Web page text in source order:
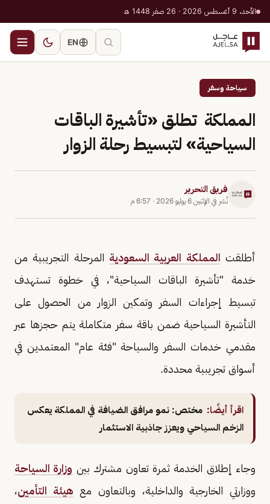
الأحد، 9 أغسطس 2026 · 26 صفر 1448 هـ
EN
سياحة وسفر
المملكة تطلق «تأشيرة الباقات
السياحية» لتبسيط رحلة الزوار
فريق التحرير
نُشر في الإثنين 6 يوليو 2026 · 6:57 م
أطلقت المملكة العربية السعودية المرحلة التجريبية من
خدمة "تأشيرة الباقات السياحية"، في خطوة تستهدف
تبسيط إجراءات السفر وتمكين الزوار من الحصول على
التأشيرة السياحية ضمن باقة سفر متكاملة يتم حجزها عبر
مقدمي خدمات السفر والسياحة "فئة عام" المعتمدين في
أسواق تجريبية محددة.
اقرأ أيضًا: مختص: نمو مرافق الضيافة في المملكة يعكس
الزخم السياحي ويعزز جاذبية الاستثمار
وجاء إطلاق الخدمة ثمرة تعاون مشترك بين وزارة السياحة
ووزارتي الخارجية والداخلية، وبالتعاون مع هيئة التأمين،